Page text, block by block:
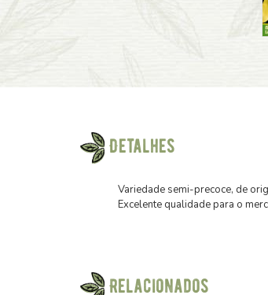
Detalhes
Variedade semi-precoce, de
Excelente qualidade para o
Relacionados